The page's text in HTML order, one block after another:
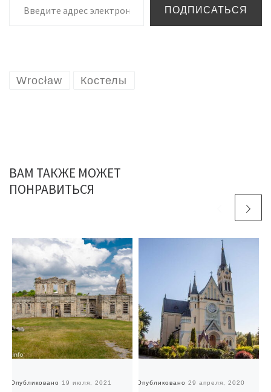
ПОДПИСАТЬСЯ
Wrocław Костелы
ВАМ ТАКЖЕ МОЖЕТ
ПОНРАВИТЬСЯ
Опубликовано 19 июля, 2021 Опубликовано 29 апреля, 2020